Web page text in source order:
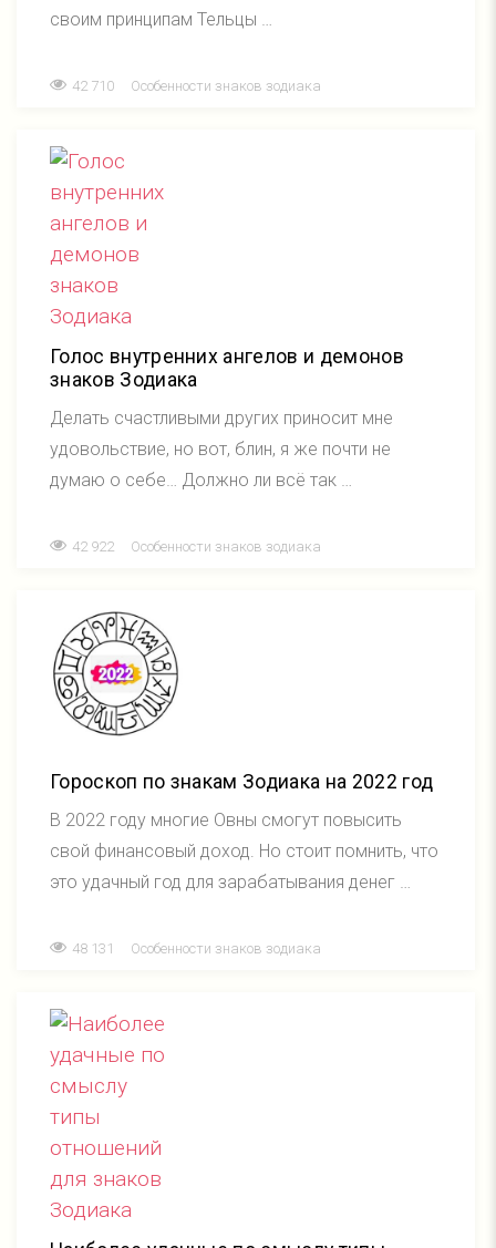
своим принципам Тельцы …
42 710 Особенности знаков зодиака
Голос внутренних ангелов и демонов
знаков Зодиака
Делать счастливыми других приносит мне
удовольствие, но вот, блин, я же почти не
думаю о себе… Должно ли всё так …
42 922 Особенности знаков зодиака
Гороскоп по знакам Зодиака на 2022 год
В 2022 году многие Овны смогут повысить
свой финансовый доход. Но стоит помнить, что
это удачный год для зарабатывания денег …
48 131 Особенности знаков зодиака